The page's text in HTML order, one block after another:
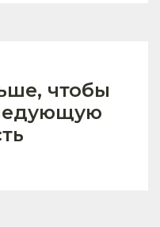
чтобы